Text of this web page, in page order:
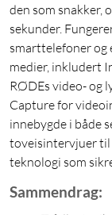
den som snakker,
sekunder.
smarttelefoner og
medier, inkludert
RØDEs video- og
Capture for
innebygde i både
toveisintervjuer til
teknologi som
Sammendrag: